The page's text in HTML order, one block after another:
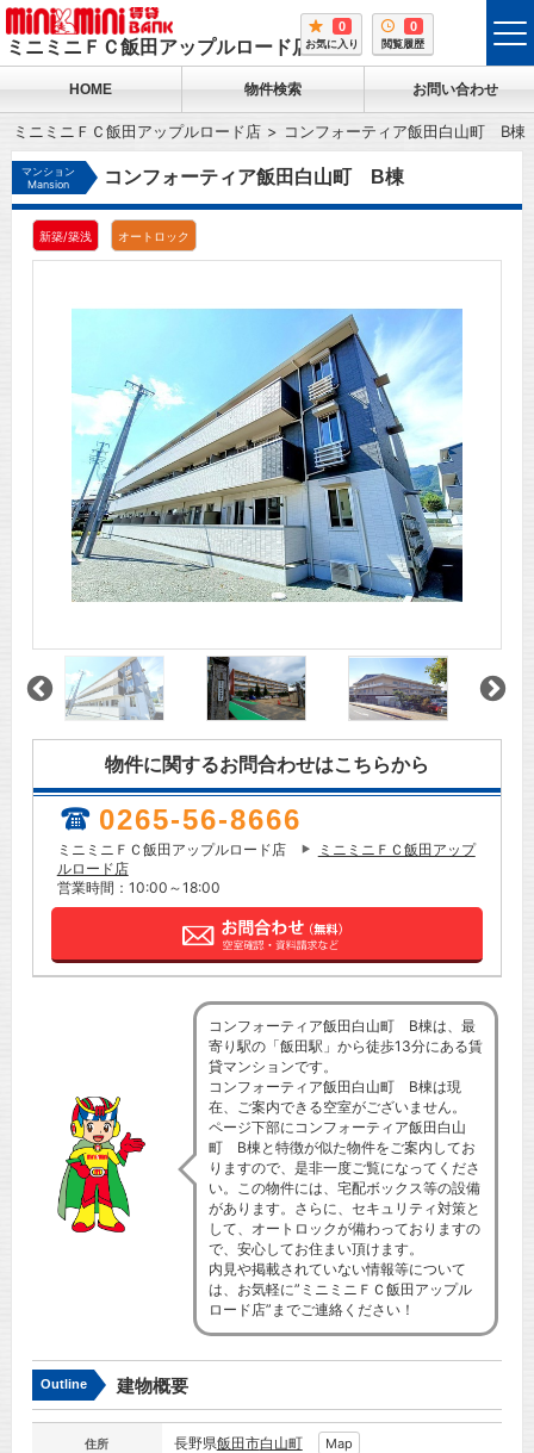
ミニミニＦＣ飯田アップルロード店
0
お気に入り
0
閲覧履歴
HOME 物件検索 お問い合わせ
ミニミニＦＣ飯田アップルロード店 コンフォーティア飯田白山町 B棟
マンション
Mansion
コンフォーティア飯田白山町 B棟
新築/築浅 オートロック
物件に関するお問合わせはこちらから
0265-56-8666
ミニミニＦＣ飯田アップルロード店
ミニミニＦＣ飯田アップ
ルロード店
営業時間：10:00～18:00
コンフォーティア飯田白山町 B棟は、最
寄り駅の「飯田駅」から徒歩13分にある賃
貸マンションです。
コンフォーティア飯田白山町 B棟は現
在、ご案内できる空室がございません。
ページ下部にコンフォーティア飯田白山
町 B棟と特徴が似た物件をご案内してお
りますので、是非一度ご覧になってくださ
い。この物件には、宅配ボックス等の設備
があります。さらに、セキュリティ対策と
して、オートロックが備わっておりますの
で、安心してお住まい頂けます。
内見や掲載されていない情報等について
は、お気軽に”ミニミニＦＣ飯田アップル
ロード店”までご連絡ください！
Outline 建物概要
住所 長野県飯田市白山町 Map